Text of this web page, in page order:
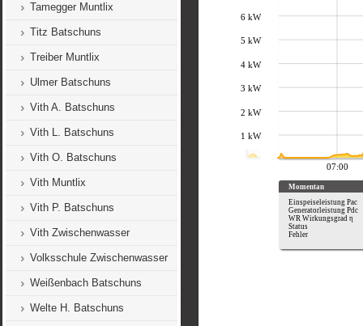
Tamegger Muntlix
Titz Batschuns
Treiber Muntlix
Ulmer Batschuns
Vith A. Batschuns
Vith L. Batschuns
Vith O. Batschuns
Vith Muntlix
Vith P. Batschuns
Vith Zwischenwasser
Volksschule Zwischenwasser
Weißenbach Batschuns
Welte H. Batschuns